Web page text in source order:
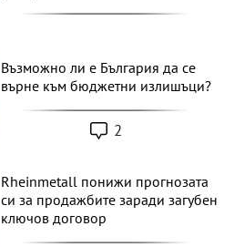
Възможно ли е България да се
върне към бюджетни излишъци?
2
Rheinmetall понижи прогнозата
си за продажбите заради загубен
ключов договор